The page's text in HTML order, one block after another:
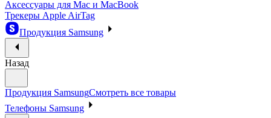
Аксессуары для Mac и MacBook
Трекеры Apple AirTag
Продукция Samsung
Назад
Продукция SamsungСмотреть все товары
Телефоны Samsung